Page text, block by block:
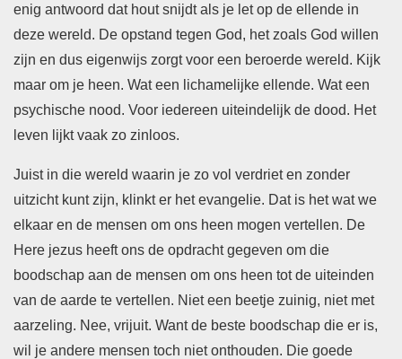
enig antwoord dat hout snijdt als je let op de ellende in
deze wereld. De opstand tegen God, het zoals God willen
zijn en dus eigenwijs zorgt voor een beroerde wereld. Kijk
maar om je heen. Wat een lichamelijke ellende. Wat een
psychische nood. Voor iedereen uiteindelijk de dood. Het
leven lijkt vaak zo zinloos.
Juist in die wereld waarin je zo vol verdriet en zonder
uitzicht kunt zijn, klinkt er het evangelie. Dat is het wat we
elkaar en de mensen om ons heen mogen vertellen. De
Here jezus heeft ons de opdracht gegeven om die
boodschap aan de mensen om ons heen tot de uiteinden
van de aarde te vertellen. Niet een beetje zuinig, niet met
aarzeling. Nee, vrijuit. Want de beste boodschap die er is,
wil je andere mensen toch niet onthouden. Die goede